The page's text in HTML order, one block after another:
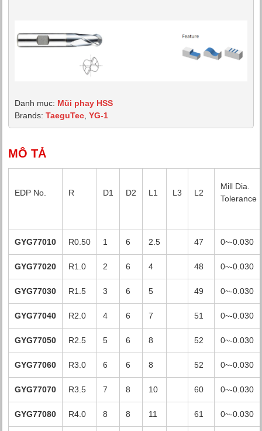
Danh mục: Mũi phay HSS
Brands:TaeguTec ,YG-1
MÔ TẢ
EDP No. R D1 D2 L1 L3 L2
Mill Dia.
Tolerance
GYG77010 R0.50 1 6 2.5 47 0~-0.030
GYG77020 R1.0 2 6 4 48 0~-0.030
GYG77030 R1.5 3 6 5 49 0~-0.030
GYG77040 R2.0 4 6 7 51 0~-0.030
GYG77050 R2.5 5 6 8 52 0~-0.030
GYG77060 R3.0 6 6 8 52 0~-0.030
GYG77070 R3.5 7 8 10 60 0~-0.030
GYG77080 R4.0 8 8 11 61 0~-0.030